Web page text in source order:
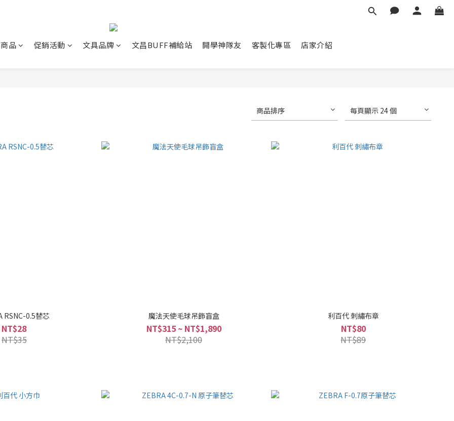
品 促銷活動 文具品牌 文昌BUFF補給站 開學神隊友 客製化專區 店家介紹
商品排序 每頁顯示 24 個
RSNC-0.5替芯
NT$28
NT$35
魔法天使毛球吊飾盲盒
NT$315 ~ NT$1,890
NT$2,100
利百代 刺繡布章
NT$80
NT$89